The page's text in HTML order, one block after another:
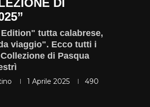
DI
tutta calabrese,
viaggio". Ecco tutti i
di Pasqua
1 Aprile 2025
490